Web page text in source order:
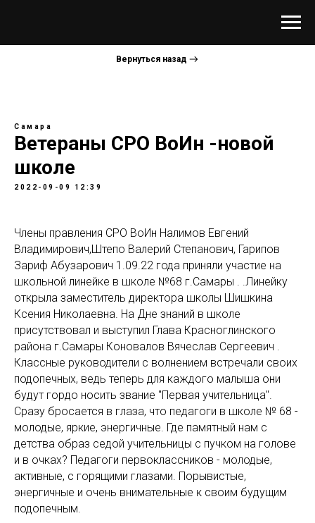
Вернуться назад
Самара
Ветераны СРО ВоИн -новой
школе
2022-09-09 12:39
Члены правления СРО ВоИн Налимов Евгений
Владимирович,Штепо Валерий Степанович, Гарипов
Зариф Абузарович 1.09.22 года приняли участие на
школьной линейке в школе №68 г.Самары . .Линейку
открыла заместитель директора школы Шишкина
Ксения Николаевна. На Дне знаний в школе
присутствовал и выступил Глава Красноглинского
района г.Самары Коновалов Вячеслав Сергеевич .
Классные руководители с волнением встречали своих
подопечных, ведь теперь для каждого малыша они
будут гордо носить звание "Первая учительница".
Сразу бросается в глаза, что педагоги в школе № 68 -
молодые, яркие, энергичные. Где памятный нам с
детства образ седой учительницы с пучком на голове
и в очках? Педагоги первоклассников - молодые,
активные, с горящими глазами. Порывистые,
энергичные и очень внимательные к своим будущим
подопечным.